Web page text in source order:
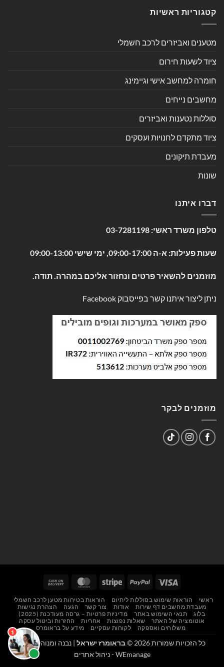
קטגוריות ראשיות
מטענים ואביזרים לרכב חשמלי
ציוד לשעות חירום
חומרה למחשב אישי וגיימינג
מחשבים נייחים
סוללות נטענות ואביזרים
ציוד מתקדם לחנויות ועסקים
מעבדת תיקונים
שונות
דברו איתנו
טלפון משרד ראשי: 03-7281198
שעות פעילות: א-ה 09:00-17:00, ימי שישי 09:00-13:00
מוזמנים להשאיר פרטים ונחזור אליכם במהרה. תודה.
ניתן ליצור איתנו קשר בפייסבוק Facebook
מוזמנים לבקר
Visa
PayPal
Stripe
MasterCard
Delivery
ראשי הוראות שימוש בסוללות ליתיום
הוראות בטיחות מטען לרכב חשמלי
מעבדת מחשבים דף שירות
אודות צור קשר הגעה
הצהרת נגישות
בלוג
תנאי השימוש באתר
מדיניות פרטיות – גרסה מעודכנת (2025)
אוטומציה של האתר
שאלות נפוצות אחריות
החזרות וביטול עסקה
משלוחים ואספקה
לקוחות עסקיים מידע על בראומרס
כל הזכויות שמורות 2026 © בראומרז ישראל | נבנה ומנוהל על ידי
WEmanage - ניהול אתרים